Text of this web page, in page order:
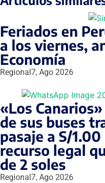
Feriados en
a los viernes,
Economía
Regional7, Ago 2026
«Los
de sus buses
pasaje a S/
recurso legal
de 2 soles
Regional 7, Ago 2026